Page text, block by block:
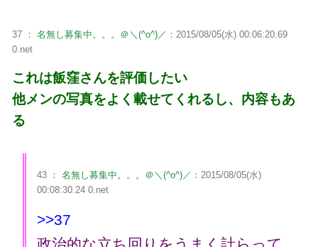
37 ： 名無し募集中。。。＠＼(^o^)／ ：2015/08/05(水) 00:06:20.69
0.net
これは飯窪さんを評価したい
他メンの写真をよく載せてくれるし、内容もあ
る
43 ： 名無し募集中。。。＠＼(^o^)／ ：2015/08/05(水)
00:08:30.24 0.net
>>37